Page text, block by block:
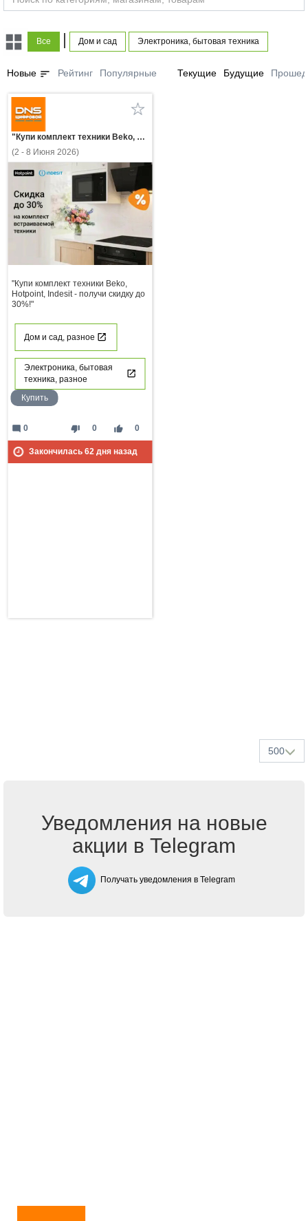
Все | Дом и сад Электроника, бытовая техника
Новые sort Рейтинг Популярные Текущие Будущие
"Купи комплект техники Beko, Hotpoint, Indesit - получи скидку до 30%!"
(2 - 8 Июня 2026)
"Купи комплект техники Beko,
Hotpoint, Indesit - получи скидку до
30%!"
Дом и сад, разное
Электроника, бытовая
техника, разное
Купить
thumb_down 0 thumb_up 0
mode_comment 0
Закончилась 62дня назад
500
Уведомления на новые
акции в Telegram
Получать уведомления в Telegram